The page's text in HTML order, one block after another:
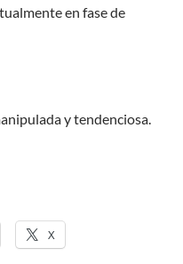
en fase de
y tendenciosa.
X